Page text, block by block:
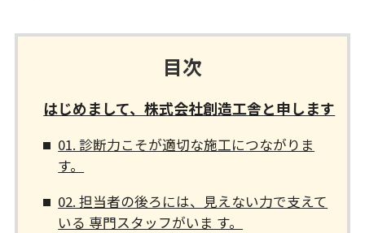
目次
はじめまして、株式会社創造工舎と申します
01. 診断力こそが適切な施工につながりま
す。
02. 担当者の後ろには、見えない力で支えて
いる 専門スタッフがいま す。